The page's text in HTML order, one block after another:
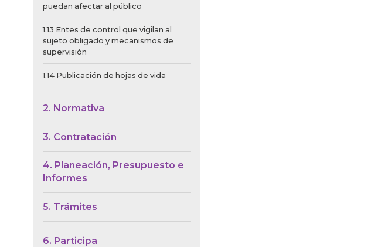
puedan afectar al público
1.13 Entes de control que vigilan al
sujeto obligado y mecanismos de
supervisión
1.14 Publicación de hojas de vida
2. Normativa
3. Contratación
4. Planeación, Presupuesto e
Informes
5. Trámites
6. Participa